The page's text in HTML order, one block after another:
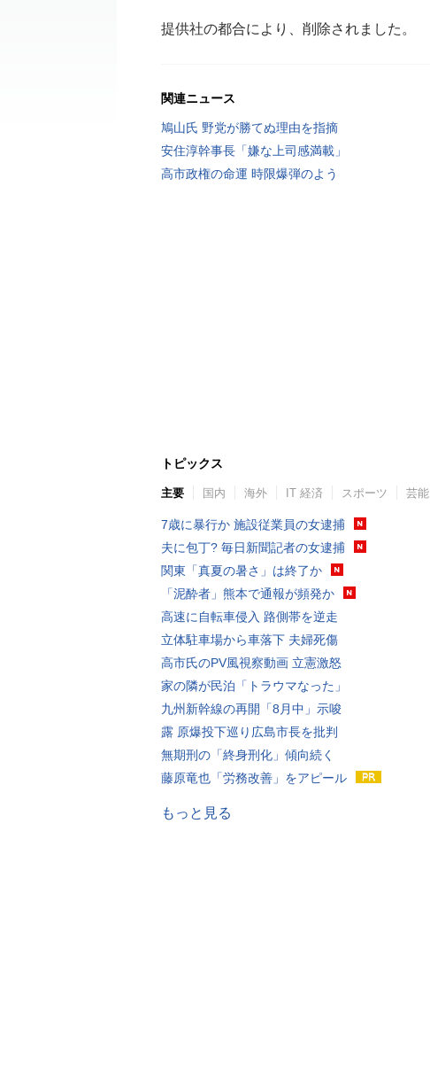
提供社の都合により、削除されました。
関連ニュース
鳩山氏 野党が勝てぬ理由を指摘
安住淳幹事長「嫌な上司感満載」
高市政権の命運 時限爆弾のよう
トピックス
主要 国内 海外 IT 経済 スポーツ 芸能
7歳に暴行か 施設従業員の女逮捕
夫に包丁? 毎日新聞記者の女逮捕
関東「真夏の暑さ」は終了か
「泥酔者」熊本で通報が頻発か
高速に自転車侵入 路側帯を逆走
立体駐車場から車落下 夫婦死傷
高市氏のPV風視察動画 立憲激怒
家の隣が民泊「トラウマなった」
九州新幹線の再開「8月中」示唆
露 原爆投下巡り広島市長を批判
無期刑の「終身刑化」傾向続く
藤原竜也「労務改善」をアピール
もっと見る